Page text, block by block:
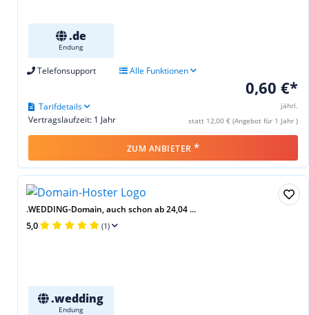
.de
Endung
Telefonsupport Alle Funktionen
0,60 €*
jährl.
statt 12,00 € (Angebot für 1 Jahr )
Vertragslaufzeit: 1 Jahr
Tarifdetails
ZUM ANBIETER *
.WEDDING-Domain, auch schon ab 24,04 ...
5,0 (1)
.wedding
Endung